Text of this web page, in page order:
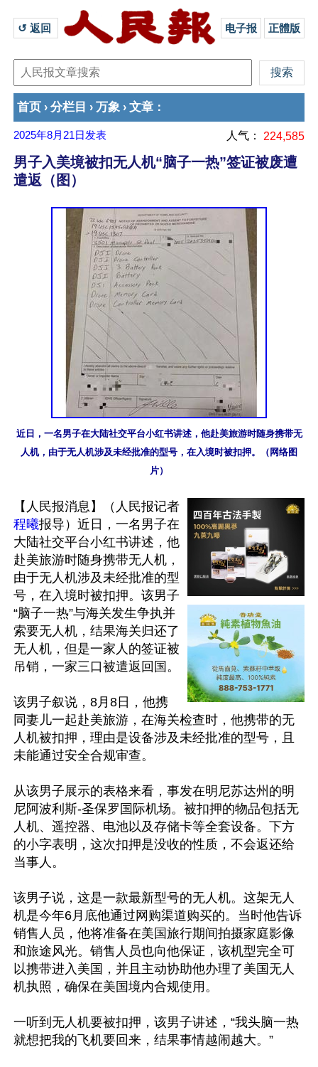
↺ 返回 电子报 正體版
首页 › 分栏目 › 万象 › 文章 ：
2025年8月21日 发表 人气： 224,585
男子入美境被扣无人机“脑子一热”签证被废遭
遣返（图）
近日，一名男子在大陆社交平台小红书讲述，他赴美旅游时随身携带无
人机，由于无人机涉及未经批准的型号，在入境时被扣押。（网络图
片）
【人民报消息】（人民报记者
程曦报导）近日，一名男子在
大陆社交平台小红书讲述，他
赴美旅游时随身携带无人机，
由于无人机涉及未经批准的型
号，在入境时被扣押。该男子
“脑子一热”与海关发生争执并
索要无人机，结果海关归还了
无人机，但是一家人的签证被
吊销，一家三口被遣返回国。
该男子叙说，8月8日，他携
同妻儿一起赴美旅游，在海关检查时，他携带的无
人机被扣押，理由是设备涉及未经批准的型号，且
未能通过安全合规审查。
从该男子展示的表格来看，事发在明尼苏达州的明
尼阿波利斯-圣保罗国际机场。被扣押的物品包括无
人机、遥控器、电池以及存储卡等全套设备。下方
的小字表明，这次扣押是没收的性质，不会返还给
当事人。
该男子说，这是一款最新型号的无人机。这架无人
机是今年6月底他通过网购渠道购买的。当时他告诉
销售人员，他将准备在美国旅行期间拍摄家庭影像
和旅途风光。销售人员也向他保证，该机型完全可
以携带进入美国，并且主动协助他办理了美国无人
机执照，确保在美国境内合规使用。
一听到无人机要被扣押，该男子讲述，“我头脑一热
就想把我的飞机要回来，结果事情越闹越大。”